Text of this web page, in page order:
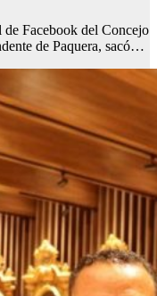
Facebook del Concejo
de Paquera, sacó…